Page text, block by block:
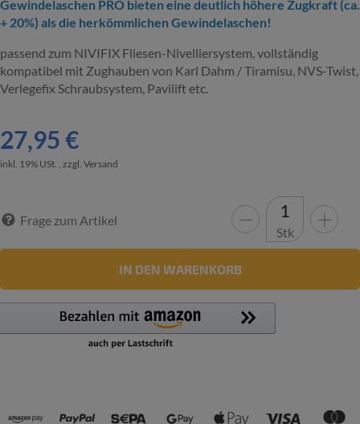
Gewindelaschen PRO bieten eine deutlich höhere Zugkraft (ca.
+ 20%) als die herkömmlichen Gewindelaschen!
passend zum NIVIFIX Fliesen-Nivelliersystem, vollständig
kompatibel mit Zughauben von Karl Dahm / Tiramisu, NVS-Twist,
Verlegefix Schraubsystem, Pavilift etc.
27,95 €
inkl. 19% USt. , zzgl. Versand
Stk
IN DEN WARENKORB
Zahlungsmethoden
Frage zum Artikel